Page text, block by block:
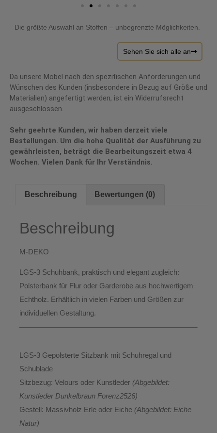
Die größte Auswahl an Stoffen – unbegrenzte Möglichkeiten.
Sehen Sie sich alle an
Da unsere Möbel nach den spezifischen Anforderungen und
Wünschen des Kunden (insbesondere in Bezug auf Größe und
Materialien) angefertigt werden, ist ein Widerrufsrecht
ausgeschlossen.
Sehr geehrte Kunden, wir haben derzeit viele
Bestellungen. Um die hohe Qualität der Ausführung zu
gewährleisten, beträgt die Bearbeitungszeit etwa 4
Wochen. Vielen Dank für Ihr Verständnis.
Beschreibung Bewertungen (0)
Beschreibung
M-DEKO
LGS-3 Schuhbank, praktisch und elegant zugleich:
Polsterbank für Flur oder Garderobe aus hochwertigem
Echtholz. Erhältlich in vielen Farben und Größen zur
individuellen Gestaltung.
LGS-3 Gepolsterte Sitzbank mit Schuhregal und
Schublade
Sitzbezug: Velours oder Kunstleder (Abgebildet:
Kunstleder Dunkelbraun Forenz2526)
Gestell: Massivholz Erle oder Eiche (Abgebildet: Eiche
Natur)